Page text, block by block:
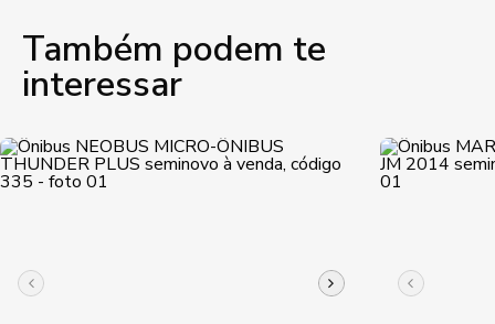
Também podem te
interessar